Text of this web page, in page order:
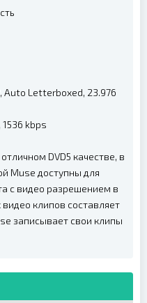
Auto Letterboxed, 23.976
1536 kbps
DVD5 качестве, в
Muse доступны для
с видео разрешением в
клипов составляет
записывает свои клипы